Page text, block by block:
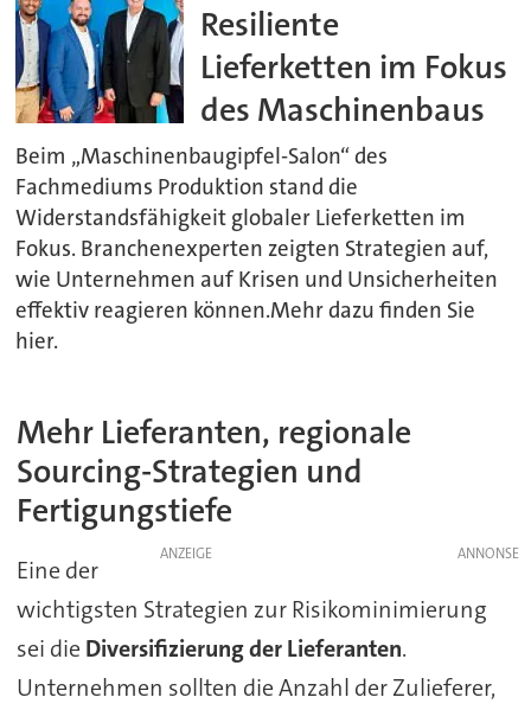
Resiliente
Lieferketten im Fokus
des Maschinenbaus
Beim „Maschinenbaugipfel-Salon“ des
Fachmediums Produktion stand die
Widerstandsfähigkeit globaler Lieferketten im
Fokus. Branchenexperten zeigten Strategien auf,
wie Unternehmen auf Krisen und Unsicherheiten
effektiv reagieren können.Mehr dazu finden Sie
hier.
Mehr Lieferanten, regionale
Sourcing-Strategien und
Fertigungstiefe
ANZEIGE
Eine der
wichtigsten Strategien zur Risikominimierung
sei die Diversifizierung der Lieferanten.
Unternehmen sollten die Anzahl der Zulieferer,